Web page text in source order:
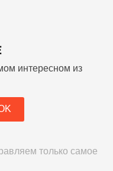
интересном из
только самое